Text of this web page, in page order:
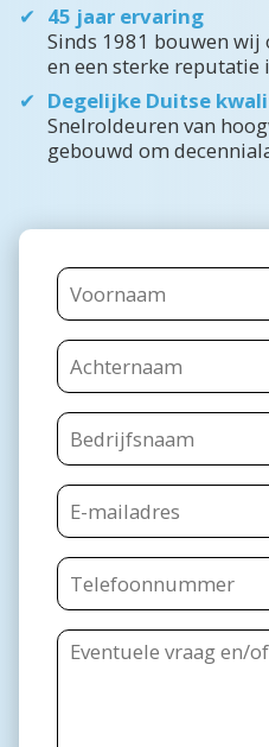
45 jaar ervaring
Sinds 1981 bouwen wij
en een sterke reputatie
Degelijke Duitse
Snelroldeuren van
gebouwd om